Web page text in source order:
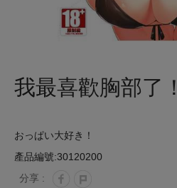
我最喜歡胸部了
おっぱい大好き！
產品編號:30120200
分享 :